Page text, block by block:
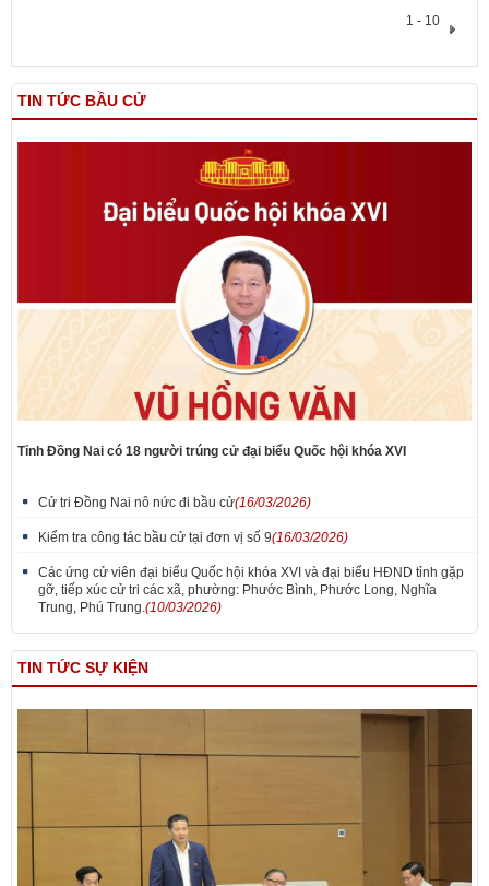
1 - 10
TIN TỨC BẦU CỬ
Tỉnh Đồng Nai có 18 người trúng cử đại biểu Quốc hội khóa XVI
Cử tri Đồng Nai nô nức đi bầu cử(16/03/2026)
Kiểm tra công tác bầu cử tại đơn vị số 9(16/03/2026)
Các ứng cử viên đại biểu Quốc hội khóa XVI và đại biểu HĐND tỉnh gặp
gỡ, tiếp xúc cử tri các xã, phường: Phước Bình, Phước Long, Nghĩa
Trung, Phú Trung.(10/03/2026)
TIN TỨC SỰ KIỆN